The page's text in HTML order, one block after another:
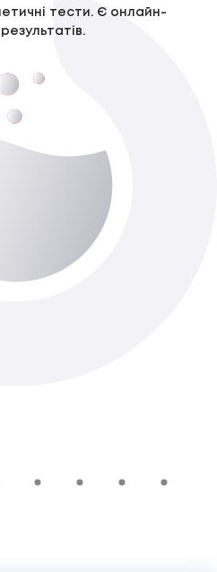
тести. Є онлайн-
дослідження IV
додому